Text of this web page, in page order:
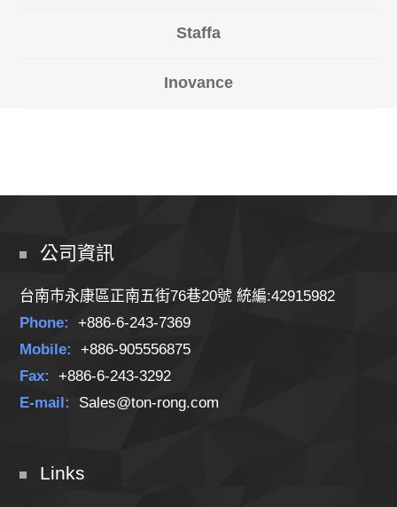
Staffa
Inovance
公司資訊
台南市永康區正南五街76巷20號 統編:42915982
Phone:
+886-6-243-7369
Mobile:
+886-905556875
Fax:
+886-6-243-3292
E-mail:
Sales@ton-rong.com
Links